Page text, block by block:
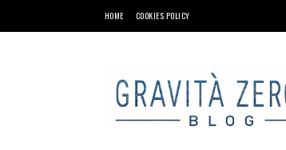
HOME COOKIES POLICY